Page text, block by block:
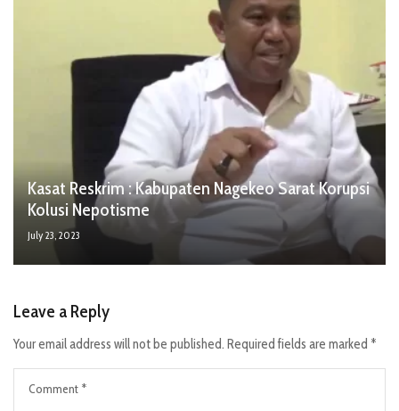
Kasat Reskrim : Kabupaten Nagekeo Sarat Korupsi
Kolusi Nepotisme
July 23, 2023
Leave a Reply
Your email address will not be published. Required fields are marked *